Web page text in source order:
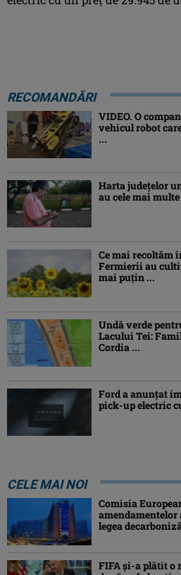
RECOMANDĂRI
VIDEO. O
vehicul robot
...
Harta județelor
au cele mai
Ce mai recoltăm
Fermierii au
mai puțin ...
Undă verde
Lacului Tei:
Cordia ...
Ford a anunțat
pick-up electric
CELE MAI NOI
Comisia
amendamentelor
legea
FIFA și-a plătit o